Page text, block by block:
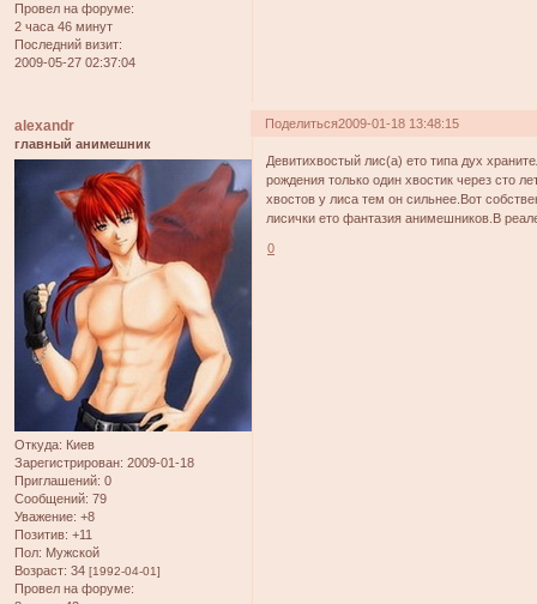
Провел на форуме:
2 часа 46 минут
Последний визит:
2009-05-27 02:37:04
Поделиться2009-01-18 13:48:15
alexandr
главный анимешник
Откуда: Киев
Зарегистрирован: 2009-01-18
Приглашений: 0
Сообщений: 79
Уважение: +8
Позитив: +11
Пол: Мужской
Возраст: 34 [1992-04-01]
Провел на форуме:
Девитихвостый лис(а) ето типа дух
рождения только один хвостик через сто
хвостов у лиса тем он сильнее.Вот
лисички ето фантазия анимешников.В
0